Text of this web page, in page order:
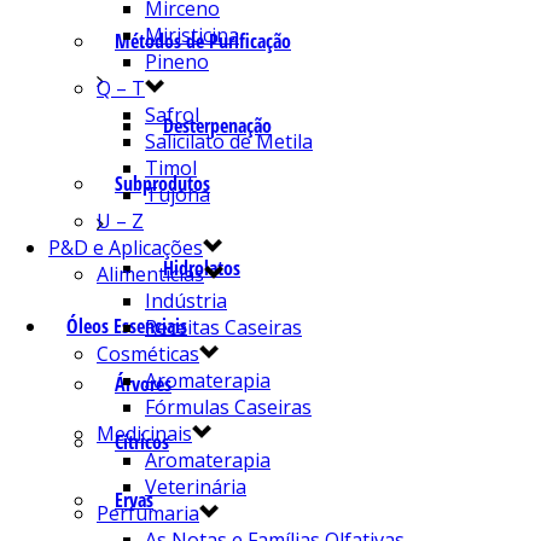
Métodos de Purificação
Desterpenação
Subprodutos
Hidrolatos
Óleos Essenciais
Árvores
Cítricos
Ervas
Mirceno
Miristicina
Pineno
Q – T
Safrol
Salicilato de Metila
Timol
Tujona
U – Z
P&D e Aplicações
Alimentícias
Indústria
Receitas Caseiras
Cosméticas
Aromaterapia
Fórmulas Caseiras
Medicinais
Aromaterapia
Veterinária
Perfumaria